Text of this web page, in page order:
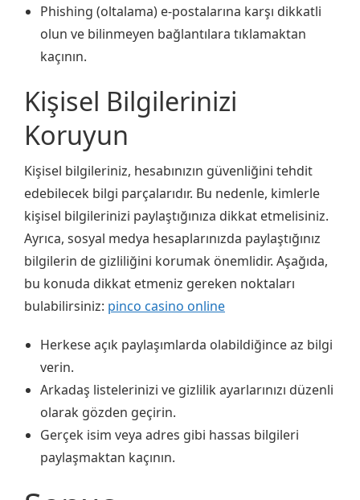
Phishing (oltalama) e-postalarına karşı dikkatli
olun ve bilinmeyen bağlantılara tıklamaktan
kaçının.
Kişisel Bilgilerinizi
Koruyun
Kişisel bilgileriniz, hesabınızın güvenliğini tehdit
edebilecek bilgi parçalarıdır. Bu nedenle, kimlerle
kişisel bilgilerinizi paylaştığınıza dikkat etmelisiniz.
Ayrıca, sosyal medya hesaplarınızda paylaştığınız
bilgilerin de gizliliğini korumak önemlidir. Aşağıda,
bu konuda dikkat etmeniz gereken noktaları
bulabilirsiniz: pinco casino online
Herkese açık paylaşımlarda olabildiğince az bilgi
verin.
Arkadaş listelerinizi ve gizlilik ayarlarınızı düzenli
olarak gözden geçirin.
Gerçek isim veya adres gibi hassas bilgileri
paylaşmaktan kaçının.